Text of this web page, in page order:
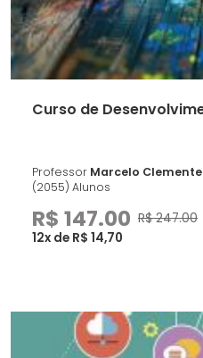
Curso de
Professor Marcelo Clemente
(2055) Alunos
R$ 147.00 R$ 247.00
12x de R$ 14,70